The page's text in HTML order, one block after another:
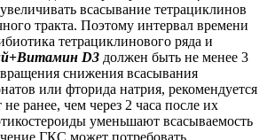
всасывание тетрациклинов
тракта. Поэтому интервал времени
тетрациклинового ряда и
+Витамин D3 должен быть не менее 3
снижения всасывания
или фторида натрия, рекомендуется
ранее, чем через 2 часа после их
уменьшают всасываемость
ГКС может потребовать